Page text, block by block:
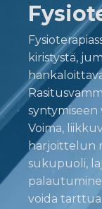
kiristystä,
syntymiseen
Voima,
harjoittelun
sukupuoli,
voida tarttua